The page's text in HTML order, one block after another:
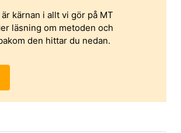
kärnan i allt vi gör på MT
läsning om metoden och
den hittar du nedan.